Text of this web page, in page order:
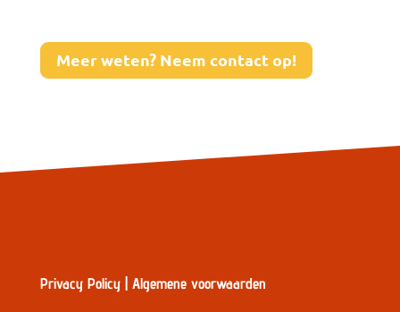
Meer weten? Neem contact op!
Privacy Policy| Algemene voorwaarden